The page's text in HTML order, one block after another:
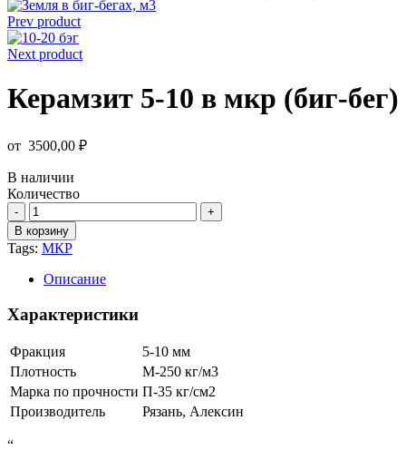
Prev product
Next product
Керамзит 5-10 в мкр (биг-бег)
от 3500,00 ₽
В наличии
Количество
Количество
товара
Керамзит
5-
10
(биг-
В корзину
Tags: МКР
Описание
Характеристики
Фракция
5-10 мм
Плотность
М-250 кг/м3
Марка по прочности П-35 кг/см2
Производитель
Рязань, Алексин
“